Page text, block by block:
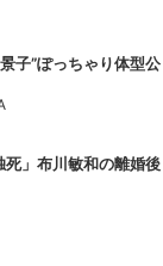
子”ぽっちゃり体型公
死」布川敏和の離婚後